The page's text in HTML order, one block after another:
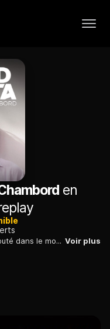
en
David Guetta, le DJ français le plus écouté dans le monde et dans le Top 10 mondial de Spotify, est en concert exceptionnel, à l'occasion du Chambord Live le samedi 29 juin 2024. Retrouvez tous les tubes de David Guetta dans le cadre exceptionnel du château de Chambord et son nouveau show "The Monolith Tour", qui promet un spectacle grandiose et magistral. Voir plus